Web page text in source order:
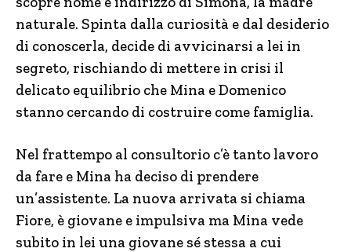
naturale. Spinta dalla curiosità e dal desiderio
di conoscerla, decide di avvicinarsi a lei in
segreto, rischiando di mettere in crisi il
delicato equilibrio che Mina e Domenico
stanno cercando di costruire come famiglia.
Nel frattempo al consultorio c’è tanto lavoro
da fare e Mina ha deciso di prendere
un’assistente. La nuova arrivata si chiama
Fiore, è giovane e impulsiva ma Mina vede
subito in lei una giovane sé stessa a cui